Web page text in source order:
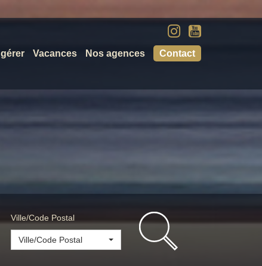
Vacances Nos agences Contact
Ville/Code Postal
Ville/Code Postal